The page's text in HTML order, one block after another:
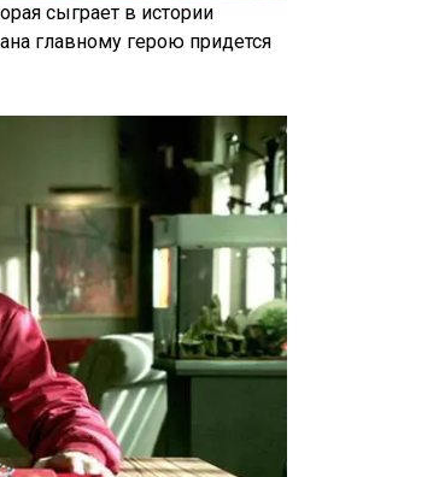
сыграет в истории
главному герою придется